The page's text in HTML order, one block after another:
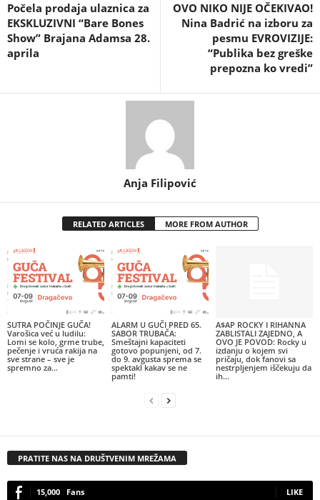
Počela prodaja ulaznica za
EKSKLUZIVNI “Bare Bones
Show” Brajana Adamsa 28.
aprila
OVO NIKO NIJE OČEKIVAO!
Nina Badrić na izboru za
pesmu EVROVIZIJE:
“Publika bez greške
prepozna ko vredi”
Anja Filipović
RELATED ARTICLES MORE FROM AUTHOR
SUTRA POČINJE GUČA!
Varošica već u ludilu:
Lomi se kolo, grme trube,
pečenje i vruća rakija na
sve strane – sve je
spremno za...
ALARM U GUČI PRED 65.
SABOR TRUBAČA:
Smeštajni kapaciteti
gotovo popunjeni, od 7.
do 9. avgusta sprema se
spektakl kakav se ne
pamti!
A$AP ROCKY I RIHANNA
ZABLISTALI ZAJEDNO, A
OVO JE POVOD: Rocky u
izdanju o kojem svi
pričaju, dok fanovi sa
nestrpljenjem iščekuju da
ih...
PRATITE NAS NA DRUŠTVENIM MREŽAMA
15,000 Fans LIKE